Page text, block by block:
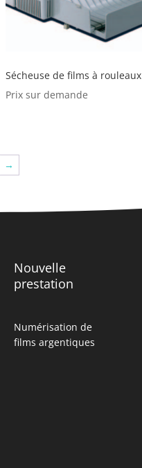
Sécheuse de films à rouleaux
Prix sur demande
→
Nouvelle
prestation
Numérisation de
films argentiques